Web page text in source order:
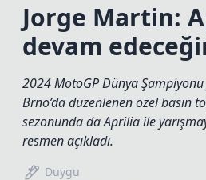
Jorge Martin:
devam
2024 MotoGP Dünya
Brno’da düzenlenen özel basın
sezonunda da Aprilia ile
resmen açıkladı.
Duygu